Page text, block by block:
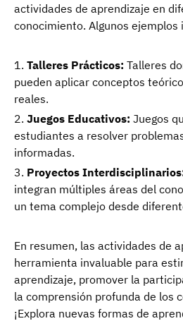
actividades de aprendizaje en
conocimiento. Algunos ejemplos
Talleres Prácticos: Talleres
pueden aplicar conceptos
reales.
Juegos Educativos: Juegos
estudiantes a resolver
informadas.
Proyectos
integran múltiples áreas del
un tema complejo desde
En resumen, las actividades de
herramienta invaluable para
aprendizaje, promover la
la comprensión profunda de los
¡Explora nuevas formas de